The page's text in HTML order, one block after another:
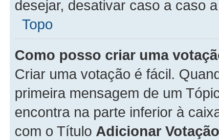
desejar, desativar caso a caso
Topo
Como posso criar uma
Criar uma votação é fácil.
primeira mensagem de um
encontra na parte inferior à
com o Título Adicionar Votação